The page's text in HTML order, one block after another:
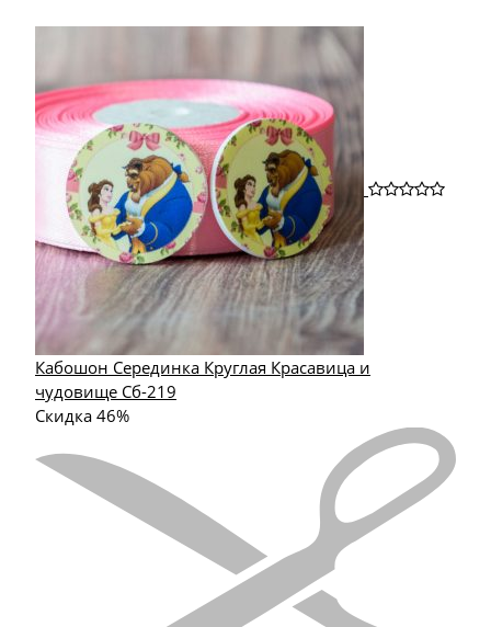
Кабошон Серединка Круглая Красавица и
чудовище Сб-219
Скидка 46%